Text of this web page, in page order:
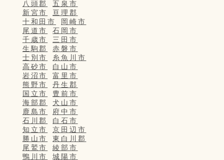
八頭郡
五泉市
新宮市
亘理郡
十和田市
岡崎市
尾道市
石岡市
千歳市
三田市
生駒郡
赤磐市
士別市
糸魚川市
高砂市
白山市
岩沼市
富里市
熊野市
丹生郡
国立市
豊前市
海部郡
犬山市
鹿島市
府中市
石川郡
白石市
知立市
京田辺市
勝山市
東白川郡
尾鷲市
綾部市
鴨川市
城陽市